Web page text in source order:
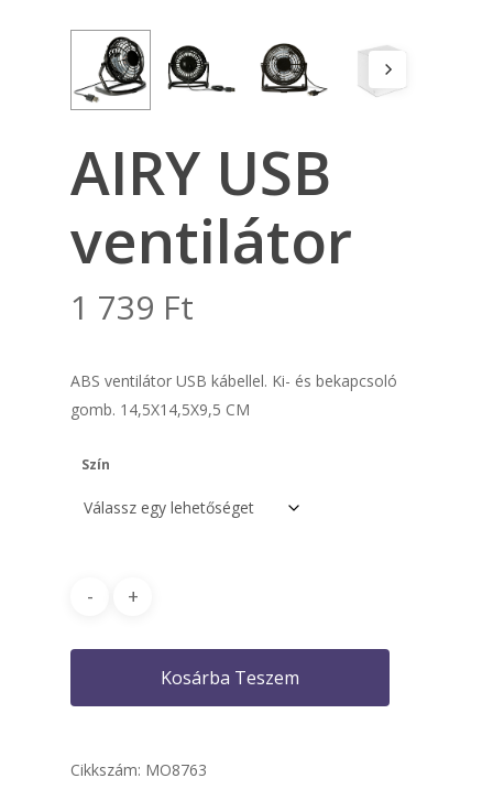
AIRY USB
ventilátor
1 739 Ft
ABS ventilátor USB kábellel. Ki- és bekapcsoló
gomb. 14,5X14,5X9,5 CM
Szín
Kosárba Teszem
Cikkszám: MO8763